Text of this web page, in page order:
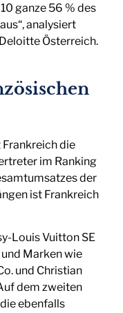
ganze 56 % des
analysiert
Österreich.
die
im Ranking
der
ist Frankreich
Louis Vuitton SE
Marken wie
und Christian
dem zweiten
ebenfalls